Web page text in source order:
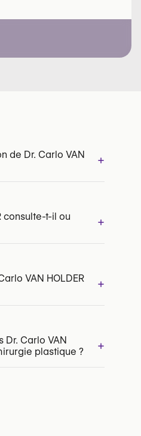
de Dr. Carlo VAN
+
consulte-t-il ou
+
VAN HOLDER
+
Dr. Carlo VAN
plastique ?
+